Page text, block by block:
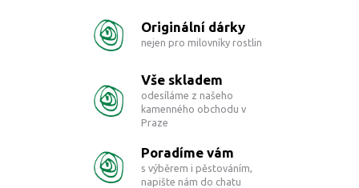
Originální dárky
nejen pro milovníky rostlin
Vše skladem
odesíláme z našeho
kamenného obchodu v
Praze
Poradíme vám
s výběrem i pěstováním,
napište nám do chatu